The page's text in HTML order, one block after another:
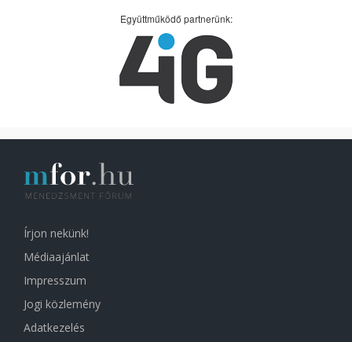
Együttműködő partnerünk:
Írjon nekünk!
Médiaajánlat
Impresszum
Jogi közlemény
Adatkezelés